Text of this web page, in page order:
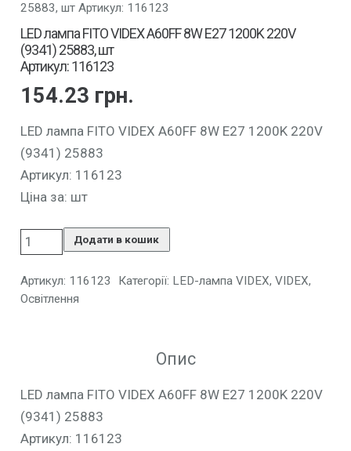
25883, шт Артикул: 116123
LED лампа FITO VIDEX A60FF 8W E27 1200K 220V
(9341) 25883, шт
Артикул: 116123
154.23 грн.
LED лампа FITO VIDEX A60FF 8W E27 1200K 220V
(9341) 25883
Артикул: 116123
Ціна за: шт
Додати в кошик
Артикул: 116123 Категорії: LED-лампа VIDEX, VIDEX,
Освітлення
Опис
LED лампа FITO VIDEX A60FF 8W E27 1200K 220V
(9341) 25883
Артикул: 116123